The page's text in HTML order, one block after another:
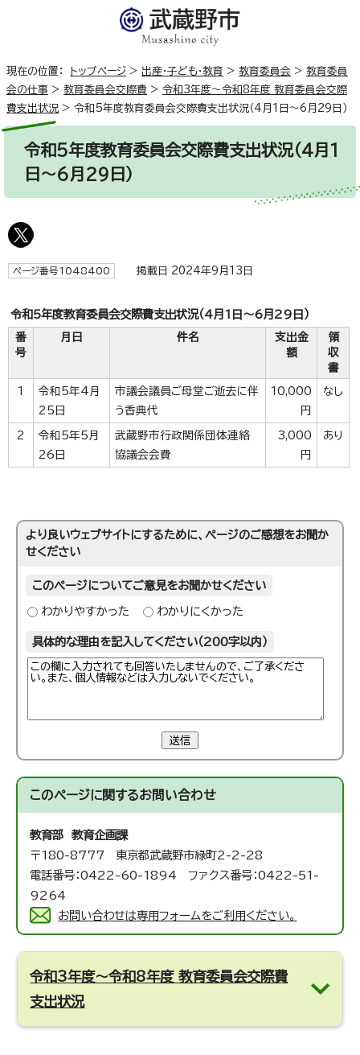
現在の位置： トップページ > 出産・子ども・教育 > 教育委員会 > 教育委員
会の仕事 > 教育委員会交際費 > 令和3年度～令和8年度 教育委員会交際
費支出状況 > 令和5年度教育委員会交際費支出状況（4月1日～6月29日）
令和5年度教育委員会交際費支出状況（4月1
日～6月29日）
ページ番号1048400 掲載日 2024年9月13日
令和5年度教育委員会交際費支出状況（4月1日～6月29日）
番
号
月日 件名
支出金
額
領
収
書
1
令和5年4月
25日
市議会議員ご母堂ご逝去に伴
う香典代
10,000
円
なし
2
令和5年5月
26日
武蔵野市行政関係団体連絡
協議会会費
3,000
円
あり
より良いウェブサイトにするために、ページのご感想をお聞か
せください
このページについてご意見をお聞かせください
わかりやすかった わかりにくかった
具体的な理由を記入してください（200字以内）
送信
このページに関するお問い合わせ
教育部 教育企画課
〒180-8777 東京都武蔵野市緑町2-2-28
電話番号：0422-60-1894 ファクス番号：0422-51-
9264
お問い合わせは専用フォームをご利用ください。
令和3年度～令和8年度 教育委員会交際費
支出状況